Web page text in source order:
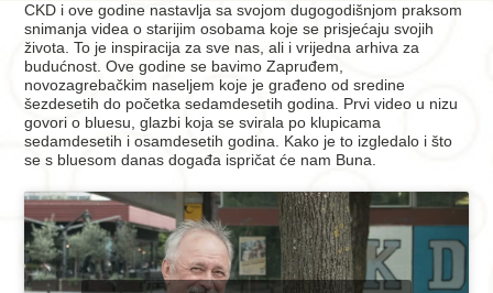
CKD i ove godine nastavlja sa svojom dugogodišnjom praksom
snimanja videa o starijim osobama koje se prisjećaju svojih
života. To je inspiracija za sve nas, ali i vrijedna arhiva za
budućnost. Ove godine se bavimo Zapruđem,
novozagrebačkim naseljem koje je građeno od sredine
šezdesetih do početka sedamdesetih godina. Prvi video u nizu
govori o bluesu, glazbi koja se svirala po klupicama
sedamdesetih i osamdesetih godina. Kako je to izgledalo i što
se s bluesom danas događa ispričat će nam Buna.